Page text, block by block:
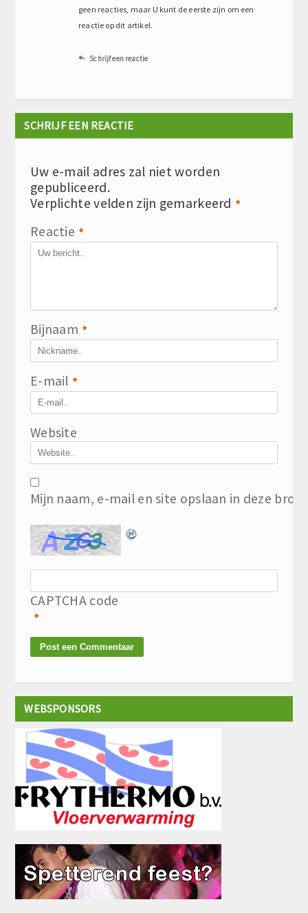
geen reacties, maar U kunt de eerste zijn om een
reactie op dit artikel.
 Schrijf een reactie
SCHRIJF EEN REACTIE
Uw e-mail adres zal niet worden
gepubliceerd.
Verplichte velden zijn gemarkeerd *
Reactie *
Bijnaam *
E-mail *
Website
Mijn naam, e-mail en site opslaan in deze
CAPTCHA code
*
WEBSPONSORS